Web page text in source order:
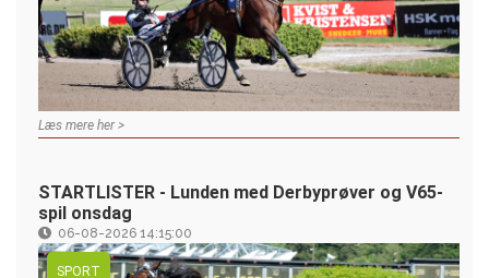
Læs mere her >
STARTLISTER - Lunden med Derbyprøver og V65-
spil onsdag
06-08-2026 14:15:00
SPORT